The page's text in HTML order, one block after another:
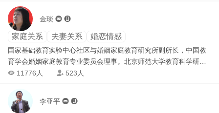
在各地掀起了科学家庭教育的热潮。
金琰  
家庭关系 夫妻关系 婚恋情感
国家基础教育实验中心社区与婚姻家庭教育研究所副所长，中国教
育学会婚姻家庭教育专业委员会理事。北京师范大学教育科学研究
所，婚姻家庭教育学硕士。在山东三个地区推动实现了百万家长进
 11776人 523人
李亚平  